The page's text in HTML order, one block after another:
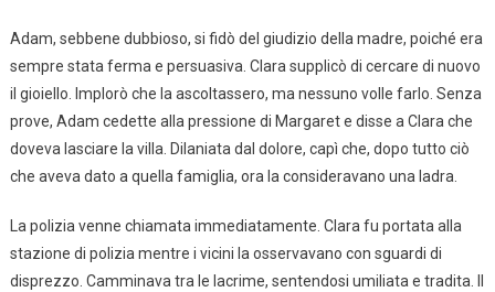
Adam, sebbene dubbioso, si fidò del giudizio della madre, poiché era
sempre stata ferma e persuasiva. Clara supplicò di cercare di nuovo
il gioiello. Implorò che la ascoltassero, ma nessuno volle farlo. Senza
prove, Adam cedette alla pressione di Margaret e disse a Clara che
doveva lasciare la villa. Dilaniata dal dolore, capì che, dopo tutto ciò
che aveva dato a quella famiglia, ora la consideravano una ladra.
La polizia venne chiamata immediatamente. Clara fu portata alla
stazione di polizia mentre i vicini la osservavano con sguardi di
disprezzo. Camminava tra le lacrime, sentendosi umiliata e tradita. Il